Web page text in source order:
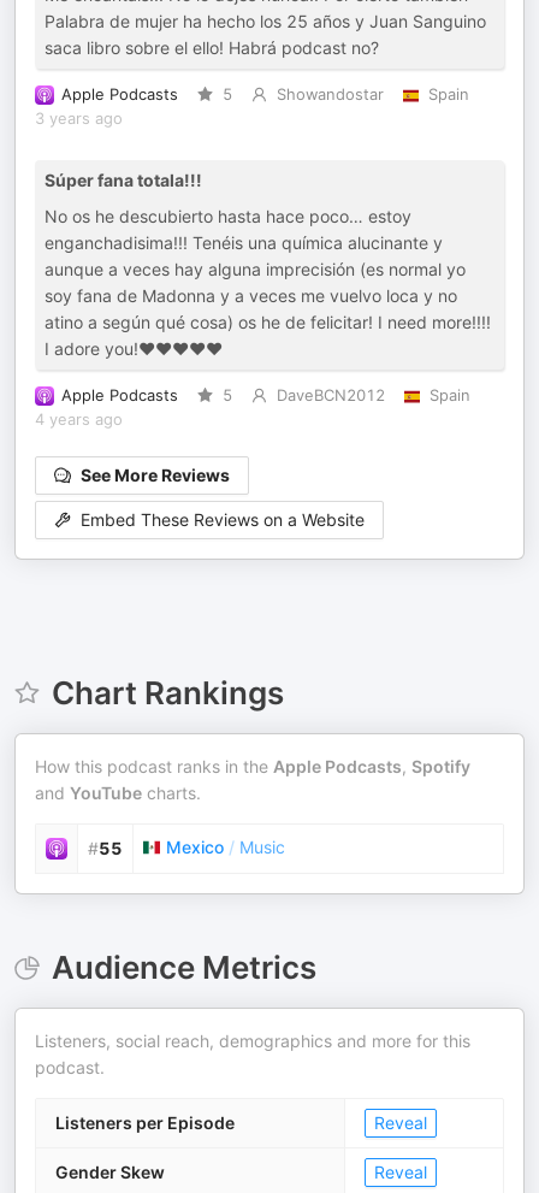
Palabra de mujer ha hecho los 25 años y Juan Sanguino
saca libro sobre el ello! Habrá podcast no?
Apple Podcasts 5 Showandostar
Spain
3 years ago
Súper fana totala!!!
No os he descubierto hasta hace poco… estoy
enganchadisima!!! Tenéis una química alucinante y
aunque a veces hay alguna imprecisión (es normal yo
soy fana de Madonna y a veces me vuelvo loca y no
atino a según qué cosa) os he de felicitar! I need more!!!!
I adore you!❤️❤️❤️❤️❤️
Apple Podcasts 5 DaveBCN2012
Spain
4 years ago
See More Reviews
Embed These Reviews on a Website
Chart Rankings
How this podcast ranks in the Apple Podcasts, Spotify
and YouTube charts.
#55 Mexico / Music
Audience Metrics
Listeners, social reach, demographics and more for this
podcast.
Listeners per Episode Reveal
Gender Skew Reveal